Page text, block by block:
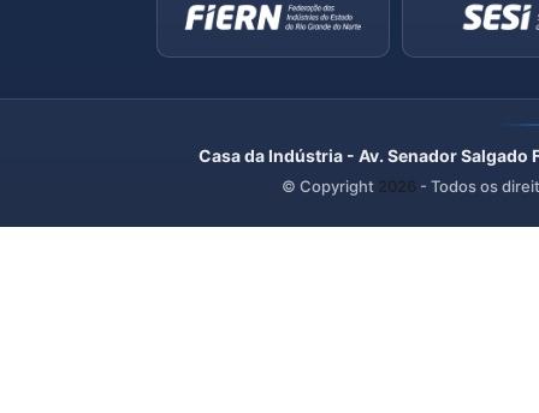
Casa da Indústria - Av. Senador
© Copyright 2026 - Todos os